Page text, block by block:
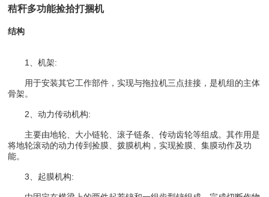
秸秆多功能捡拾打捆机
结构
1、机架:
用于安装其它工作部件，实现与拖拉机三点挂接，是机组的主体
骨架。
2、动力传动机构:
主要由地轮、大小链轮、滚子链条、传动齿轮等组成。其作用是
将地轮滚动的动力传到捡膜、拨膜机构，实现捡膜、集膜动作及功
能。
3、起膜机构: